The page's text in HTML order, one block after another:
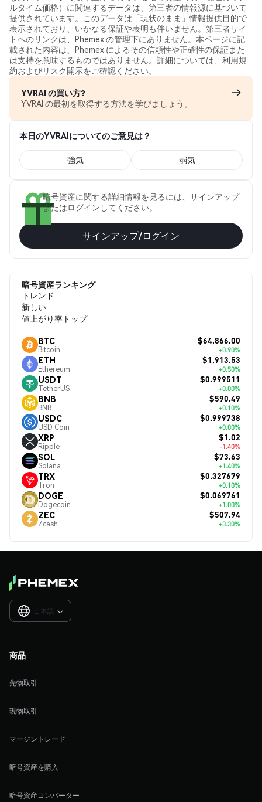
ルタイム価格）に関連するデータは、第三者の情報源に基づいて
提供されています。このデータは「現状のまま」情報提供目的で
表示されており、いかなる保証や表明も伴いません。第三者サイ
トへのリンクは、Phemex の管理下にありません。本ページに記
載された内容は、Phemex によるその信頼性や正確性の保証また
は支持を意味するものではありません。詳細については、利用規
約およびリスク開示をご確認ください。
YVRAI の買い方?
YVRAI の最初を取得する方法を学びましょう。
本日のYVRAIについてのご意見は？
強気 弱気
暗号資産に関する詳細情報を見るには、サインアップ
またはログインしてください。
サインアップ/ログイン
暗号資産ランキング
トレンド
新しい
値上がり率トップ
BTC
Bitcoin
$64,866.00
+0.90%
ETH
Ethereum
$1,913.53
+0.50%
USDT
TetherUS
$0.999511
+0.00%
BNB
BNB
$590.49
+0.10%
USDC
USD Coin
$0.999738
+0.00%
XRP
Ripple
$1.02
-1.40%
SOL
Solana
$73.63
+1.40%
TRX
Tron
$0.327679
+0.10%
DOGE
Dogecoin
$0.069761
+1.00%
ZEC
Zcash
$507.94
+3.30%
日本語 
商品
先物取引
現物取引
マージントレード
暗号資産を購入
暗号資産コンバーター